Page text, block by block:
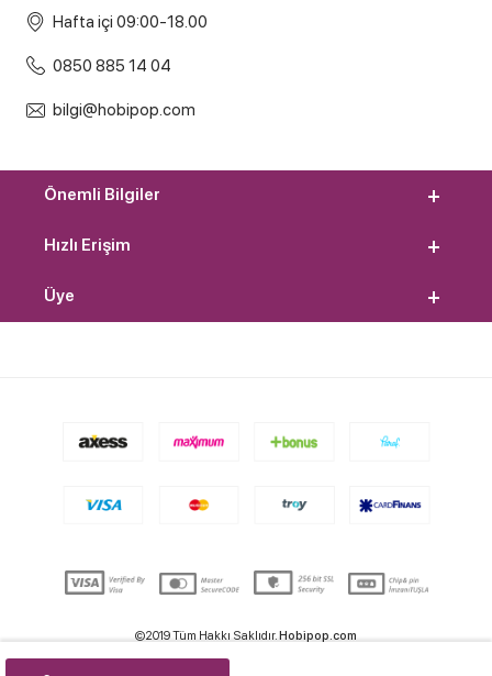
Hafta içi 09:00-18.00
0850 885 14 04
bilgi@hobipop.com
Önemli Bilgiler
Hızlı Erişim
Üye
©2019 Tüm Hakkı Saklıdır.Hobipop.com